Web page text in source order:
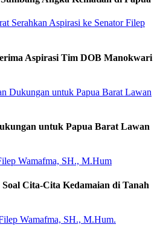
Aspirasi Tim DOB Manokwari
untuk Papua Barat Lawan
Cita-Cita Kedamaian di Tanah